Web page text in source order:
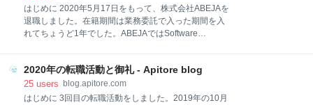
ったのでこれから帰宅して家で仕事。
pic.twitter.com/q8N5dfjtBy— Keigo Hattori (@keigohtr)
June 1, 2020 ミッション TRI-ADは自動運転の企業、
んな企業です。Teslaも同様だと思いますが、自動
はじめに 2020年5月17日をもって、株式会社ABEJAを
退職しました。在籍期間は業務委託で入った期間を入
れてちょうど1年でした。ABEJAではSoftware
事をやりました。 最終出社恒例のやつ
pic.twitter.com/KtiP4DlhjH— Keigo Hattori (@keigohtr)
May 16, 2020 関連記事 株式会社ABEJAに入社しまし
2020年の転職活動と御礼 - Apitore blog
25 users blog.apitore.com
はじめに 3回目の転職活動をしました。2019年の10月